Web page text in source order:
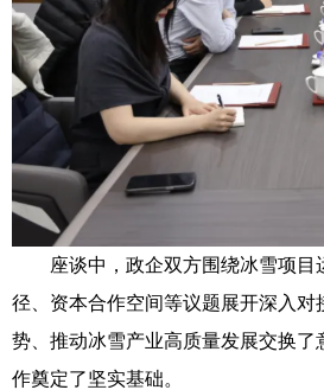
座谈中，政企双方围绕冰雪项目
径、资本合作空间等议题展开深入对
势、推动冰雪产业高质量发展交换了
作奠定了坚实基础。